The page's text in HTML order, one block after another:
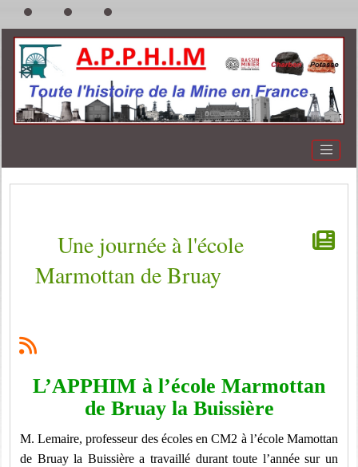
Une journée à l'école
Marmottan de Bruay
L’APPHIM à l’école Marmottan
de Bruay la Buissière
M. Lemaire, professeur des écoles en CM2 à l’école Mamottan
de Bruay la Buissière a travaillé durant toute l’année sur un